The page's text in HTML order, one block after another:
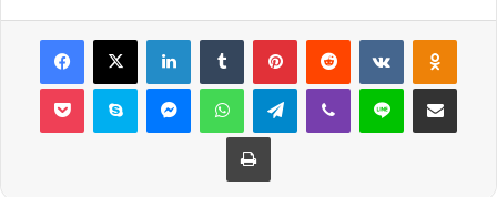
Facebook
X LinkedInTumblr PinterestReddit VKontakte
Pocket Skype MessengerWhatsAppTelegramViber Line E-Posta ile
Yazdır